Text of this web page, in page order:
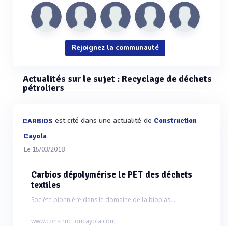
Rejoignez la communauté
Actualités sur le sujet : Recyclage de déchets
pétroliers
CARBIOS est cité dans une actualité de Construction
Cayola
Le 15/03/2018
Carbios dépolymérise le PET des déchets
textiles
Société pionnière dans le domaine de la bioplas...
www.constructioncayola.com